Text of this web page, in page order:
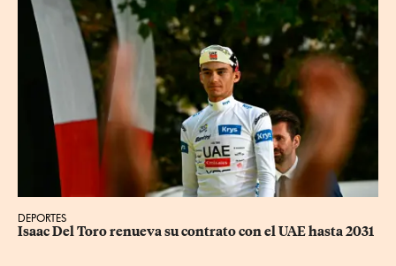
DEPORTES
Isaac Del Toro renueva su contrato con el UAE hasta 2031